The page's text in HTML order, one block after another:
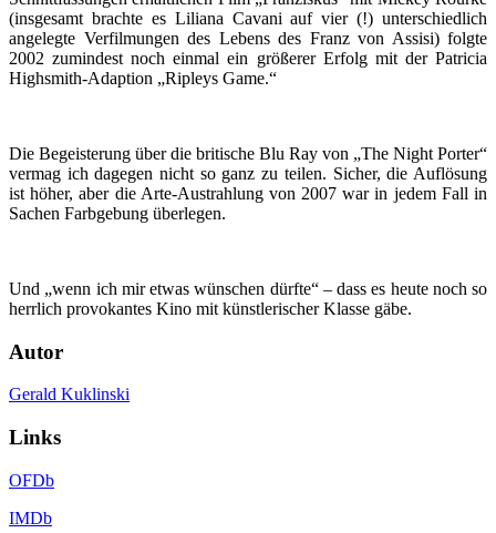
(insgesamt brachte es Liliana Cavani auf vier (!) unterschiedlich
angelegte Verfilmungen des Lebens des Franz von Assisi) folgte
2002 zumindest noch einmal ein größerer Erfolg mit der Patricia
Highsmith-Adaption „Ripleys Game.“
Die Begeisterung über die britische Blu Ray von „The Night Porter“
vermag ich dagegen nicht so ganz zu teilen. Sicher, die Auflösung
ist höher, aber die Arte-Austrahlung von 2007 war in jedem Fall in
Sachen Farbgebung überlegen.
Und „wenn ich mir etwas wünschen dürfte“ – dass es heute noch so
herrlich provokantes Kino mit künstlerischer Klasse gäbe.
Autor
Gerald Kuklinski
Links
OFDb
IMDb